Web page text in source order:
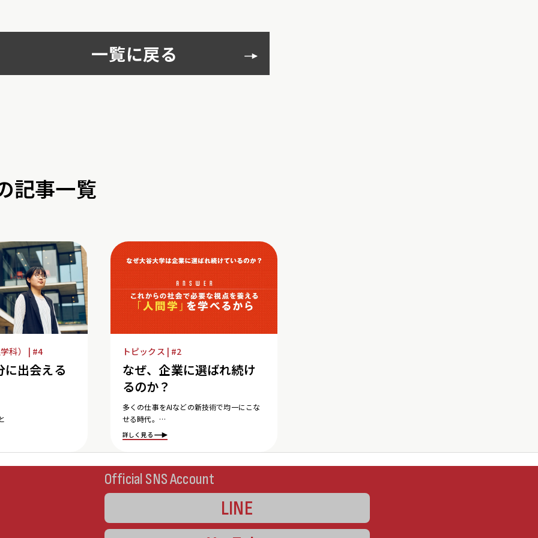
一覧に戻る
記事一覧
科） | #4
に出会える
トピックス | #2
なぜ、企業に選ばれ続け
るのか？
多くの仕事をAIなどの新技術で均一にこな
せる時代。
人にしかできない仕事へ価値が高まると同
時に、社会が求める人物像も変化していま
す。
詳しく見る
Official SNS Account
LINE